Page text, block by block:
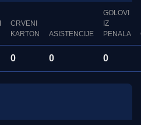
CRVENI
KARTON
ASISTENCIJE
GOLOVI
IZ
PENALA
0 0 0